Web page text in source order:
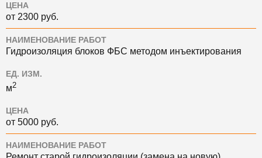
ЦЕНА
от 2300 руб.
НАИМЕНОВАНИЕ РАБОТ
Гидроизоляция блоков ФБС методом инъектирования
ЕД. ИЗМ.
м2
ЦЕНА
от 5000 руб.
НАИМЕНОВАНИЕ РАБОТ